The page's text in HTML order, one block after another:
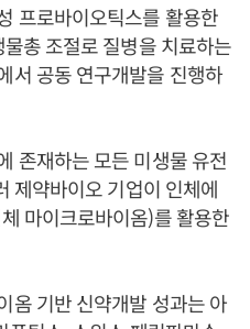
프로바이오틱스를 활용한
총 조절로 질병을 치료하는
서 공동 연구개발을 진행하
존재하는 모든 미생물 유전
제약바이오 기업이 인체에
마이크로바이옴)를 활용한
옴 기반 신약개발 성과는 아